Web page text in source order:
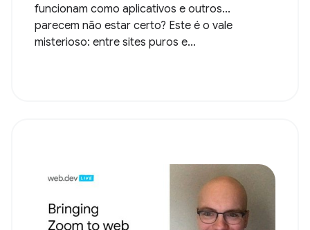
funcionam como aplicativos e outros...
parecem não estar certo? Este é o vale
misterioso: entre sites puros e...